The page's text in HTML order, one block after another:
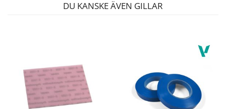
DU KANSKE ÄVEN GILLAR